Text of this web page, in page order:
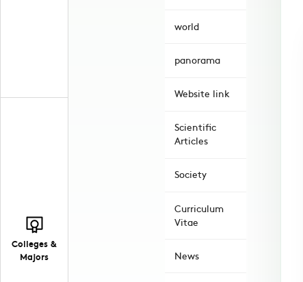
Colleges &
Majors
world
panorama
Website link
Scientific
Articles
Society
Curriculum
Vitae
News